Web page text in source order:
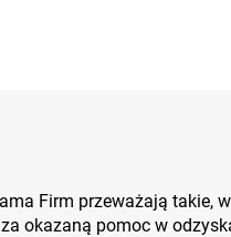
Firm przeważają takie,
okazaną pomoc w